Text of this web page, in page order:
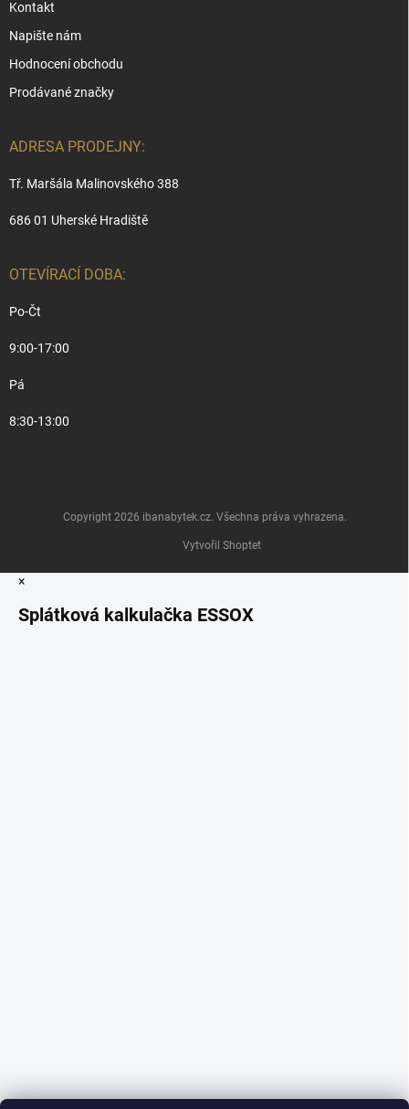
Kontakt
Napište nám
Hodnocení obchodu
Prodávané značky
ADRESA PRODEJNY:
Tř. Maršála Malinovského 388
686 01 Uherské Hradiště
OTEVÍRACÍ DOBA:
Po-Čt
9:00-17:00
Pá
8:30-13:00
Vytvořil Shoptet
Copyright 2026 ibanabytek.cz. Všechna práva vyhrazena.
×
Splátková kalkulačka ESSOX